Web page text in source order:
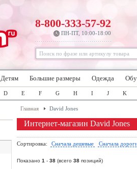
8-800-333-57-92
ПН-ПТ, 10:00-18:00
Детям Большие размеры Одежда
D E F G H I J K
Главная David Jones
Интернет-магазин David Jones
Сортировка: Сначала дешевые Сначала
Показано 1 - 38 (всего 38 позиций)